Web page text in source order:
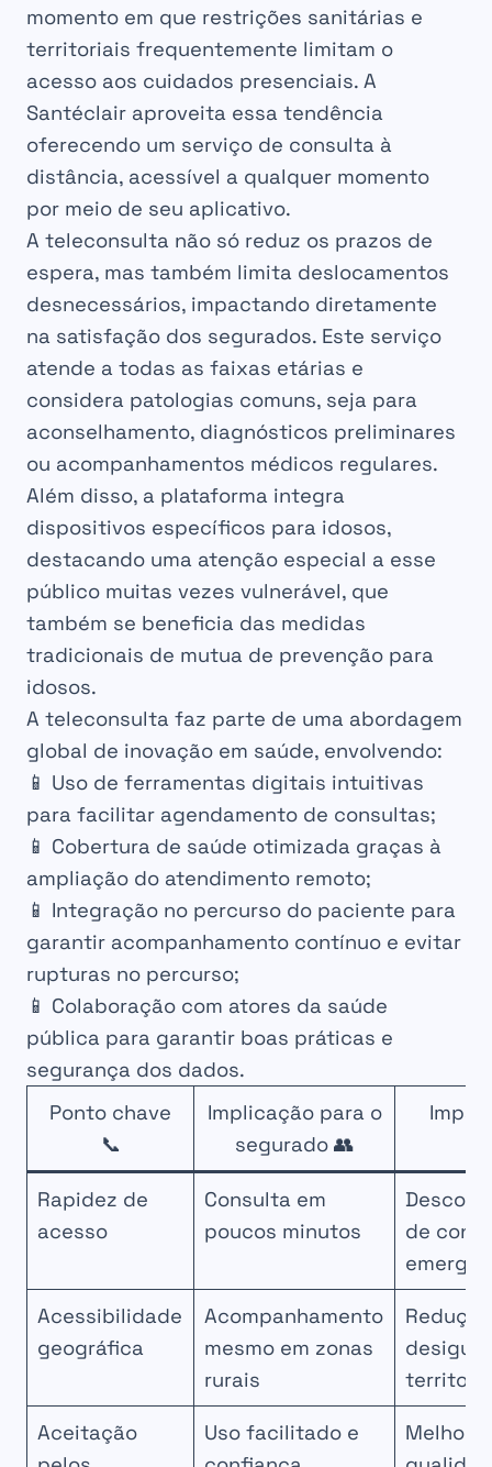
momento em que restrições sanitárias e
territoriais frequentemente limitam o
acesso aos cuidados presenciais. A
Santéclair aproveita essa tendência
oferecendo um serviço de consulta à
distância, acessível a qualquer momento
por meio de seu aplicativo.
A teleconsulta não só reduz os prazos de
espera, mas também limita deslocamentos
desnecessários, impactando diretamente
na satisfação dos segurados. Este serviço
atende a todas as faixas etárias e
considera patologias comuns, seja para
aconselhamento, diagnósticos preliminares
ou acompanhamentos médicos regulares.
Além disso, a plataforma integra
dispositivos específicos para idosos,
destacando uma atenção especial a esse
público muitas vezes vulnerável, que
também se beneficia das medidas
tradicionais de mutua de prevenção para
idosos.
A teleconsulta faz parte de uma abordagem
global de inovação em saúde, envolvendo:
📱 Uso de ferramentas digitais intuitivas
para facilitar agendamento de consultas;
📱 Cobertura de saúde otimizada graças à
ampliação do atendimento remoto;
📱 Integração no percurso do paciente para
garantir acompanhamento contínuo e evitar
rupturas no percurso;
📱 Colaboração com atores da saúde
pública para garantir boas práticas e
segurança dos dados.
Ponto chave
📞
Implicação para o
segurado 👥
Rapidez de
acesso
Consulta em
poucos minutos
de
Acessibilidade
geográfica
Acompanhamento
mesmo em zonas
rurais
Aceitação
Uso facilitado e